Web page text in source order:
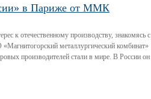
в Париже от ММК
к отечественному производству, знакомясь с
металлургический комбинат»
производителей стали в мире. В России он